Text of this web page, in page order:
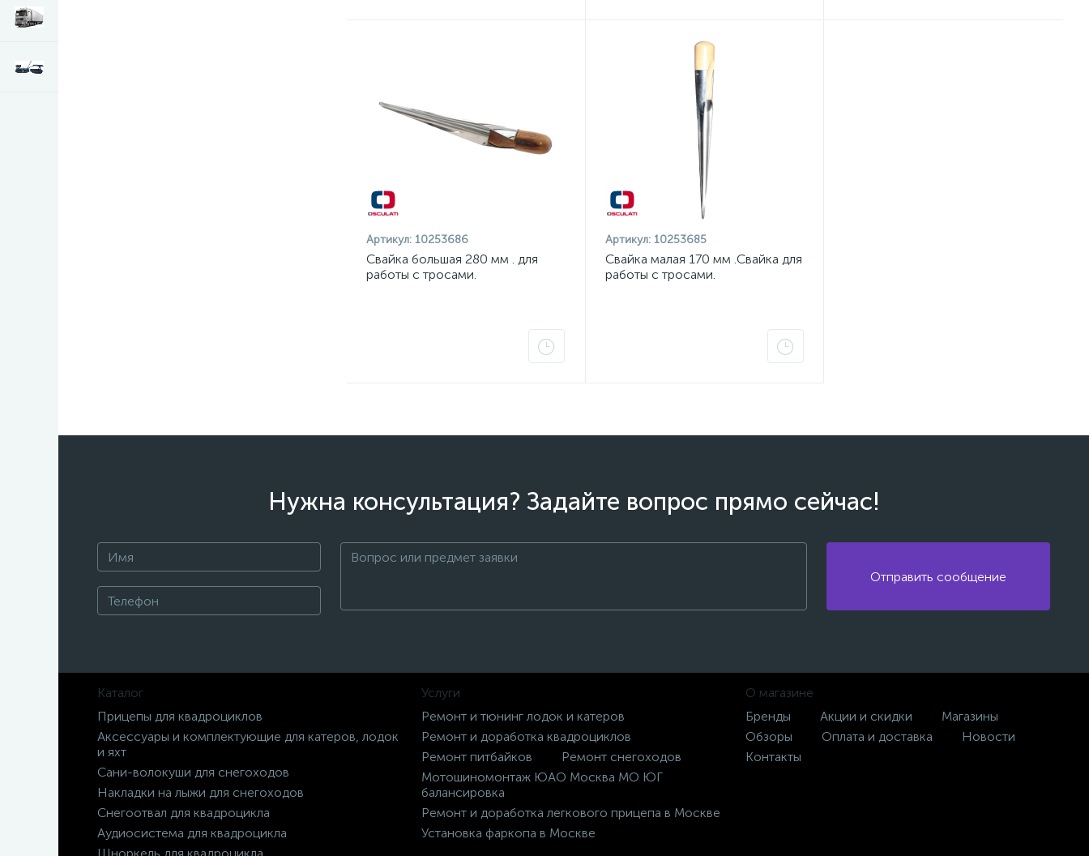
Артикул: 10253686
Свайка большая 280 мм . для
работы с тросами.
Артикул: 10253685
Свайка малая 170 мм .Свайка для
работы с тросами.
Нужна консультация? Задайте вопрос прямо сейчас!
Отправить сообщение
Каталог
Прицепы для квадроциклов
Аксессуары и комплектующие для катеров, лодок
и яхт
Сани-волокуши для снегоходов
Накладки на лыжи для снегоходов
Снегоотвал для квадроцикла
Аудиосистема для квадроцикла
Услуги
Ремонт и тюнинг лодок и катеров
Ремонт и доработка квадроциклов
Ремонт питбайков
Ремонт снегоходов
Мотошиномонтаж ЮАО Москва МО ЮГ
балансировка
Ремонт и доработка легкового прицепа в Москве
Установка фаркопа в Москве
О магазине
Бренды
Акции и скидки
Магазины
Обзоры
Оплата и доставка
Новости
Контакты